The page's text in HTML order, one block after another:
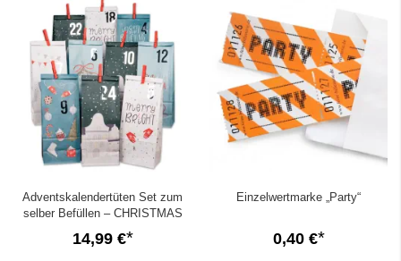
Adventskalendertüten Set zum
selber Befüllen – CHRISTMAS
BLAU ROT
14,99 €
Einzelwertmarke „Party“
0,40 €